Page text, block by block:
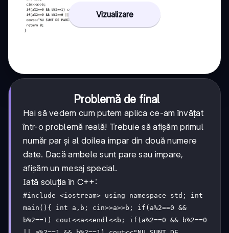
Vizualizare
Problemă de final
Hai să vedem cum putem aplica ce-am învățat
într-o problemă reală! Trebuie să afișăm primul
număr par și al doilea impar din două numere
date. Dacă ambele sunt pare sau impare,
afișăm un mesaj special.
Iată soluția în C++:
#include <iostream> using namespace std; int
main(){ int a,b; cin>>a>>b; if(a%2==0 &&
b%2==1) cout<<a<<endl<<b; if(a%2==0 && b%2==0